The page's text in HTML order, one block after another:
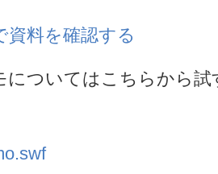
資料を確認する
についてはこちらから